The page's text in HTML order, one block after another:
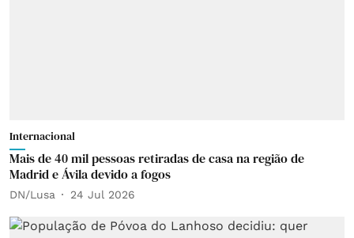
Internacional
Mais de 40 mil pessoas retiradas de casa na região de
Madrid e Ávila devido a fogos
DN/Lusa 24 Jul 2026